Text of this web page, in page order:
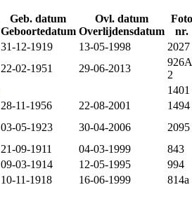
Geb. datum
Geboortedatum
Ovl. datum
Overlijdensdatum
Foto
nr.
31-12-1919 13-05-1998
2027
22-02-1951 29-06-2013
2
1401
28-11-1956 22-08-2001
1494
03-05-1923 30-04-2006
2095
21-09-1911 04-03-1999
843
09-03-1914 12-05-1995
994
10-11-1918 16-06-1999 814a